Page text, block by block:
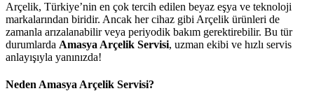
Arçelik, Türkiye’nin en çok tercih edilen beyaz eşya ve teknoloji
markalarından biridir. Ancak her cihaz gibi Arçelik ürünleri de
zamanla arızalanabilir veya periyodik bakım gerektirebilir. Bu tür
durumlarda Amasya Arçelik Servisi, uzman ekibi ve hızlı servis
anlayışıyla yanınızda!
Neden Amasya Arçelik Servisi?